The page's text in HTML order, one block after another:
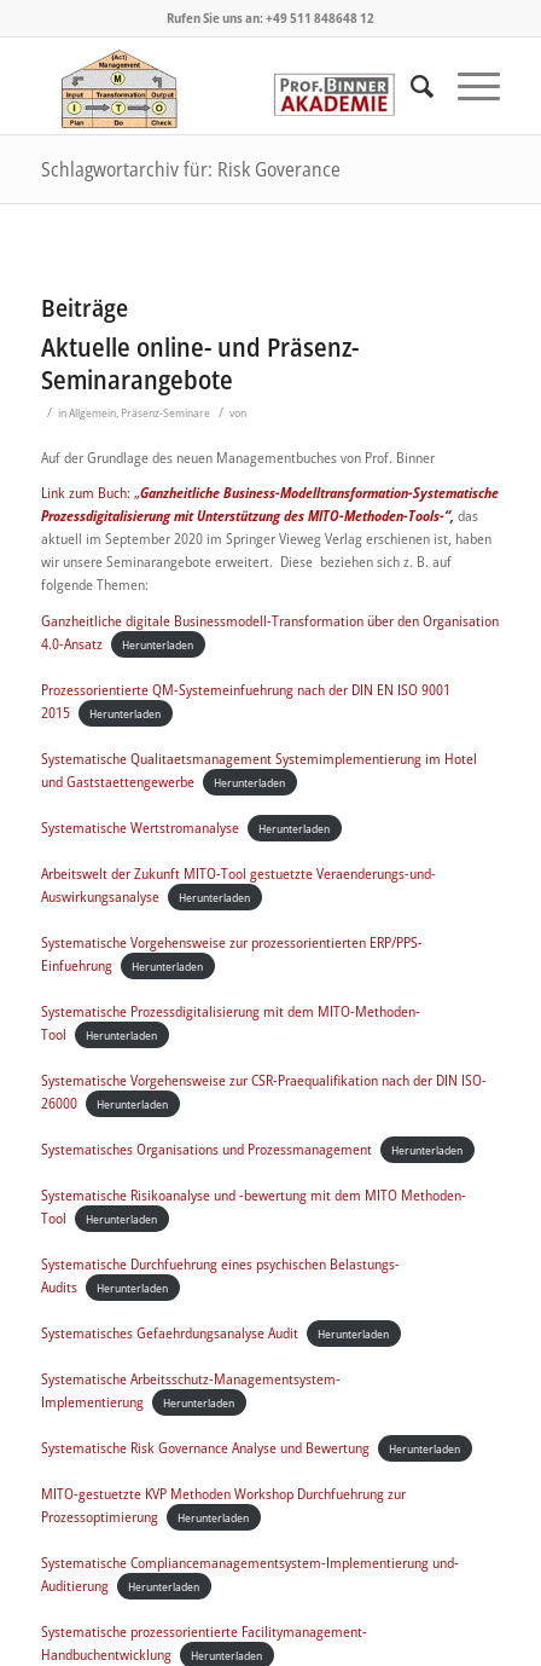
Rufen Sie uns an: +49 511 848648 12
Schlagwortarchiv für: Risk Goverance
Beiträge
Aktuelle online- und Präsenz-
Seminarangebote
/ inAllgemein, Präsenz-Seminare / von
Auf der Grundlage des neuen Managementbuches von Prof. Binner
Link zum Buch: „Ganzheitliche Business-Modelltransformation-Systematische
Prozessdigitalisierung mit Unterstützung des MITO-Methoden-Tools-“, das
aktuell im September 2020 im Springer Vieweg Verlag erschienen ist, haben
wir unsere Seminarangebote erweitert. Diese beziehen sich z. B. auf
folgende Themen:
Ganzheitliche digitale Businessmodell-Transformation über den Organisation
4.0-Ansatz
Herunterladen
Prozessorientierte QM-Systemeinfuehrung nach der DIN EN ISO 9001
2015
Herunterladen
Systematische Qualitaetsmanagement Systemimplementierung im Hotel
und Gaststaettengewerbe
Herunterladen
Systematische Wertstromanalyse Herunterladen
Arbeitswelt der Zukunft MITO-Tool gestuetzte Veraenderungs-und-
Auswirkungsanalyse
Herunterladen
Systematische Vorgehensweise zur prozessorientierten ERP/PPS-
Einfuehrung
Herunterladen
Systematische Prozessdigitalisierung mit dem MITO-Methoden-
Tool
Herunterladen
Systematische Vorgehensweise zur CSR-Praequalifikation nach der DIN ISO-
26000
Herunterladen
Systematisches Organisations und Prozessmanagement Herunterladen
Systematische Risikoanalyse und -bewertung mit dem MITO Methoden-
Tool
Herunterladen
Systematische Durchfuehrung eines psychischen Belastungs-
Audits
Herunterladen
Systematisches Gefaehrdungsanalyse Audit Herunterladen
Systematische Arbeitsschutz-Managementsystem-
Implementierung
Herunterladen
Systematische Risk Governance Analyse und Bewertung Herunterladen
MITO-gestuetzte KVP Methoden Workshop Durchfuehrung zur
Prozessoptimierung
Herunterladen
Systematische Compliancemanagementsystem-Implementierung und-
Auditierung
Herunterladen
Systematische prozessorientierte Facilitymanagement-
Handbuchentwicklung
Herunterladen